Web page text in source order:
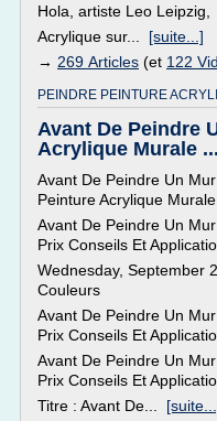
Hola, artiste Leo Leipzig,
Acrylique sur... [suite...]
→ 269 Articles (et 122
PEINDRE PEINTURE
Avant De Peindre
Acrylique Murale ...
Avant De Peindre Un
Peinture Acrylique
Avant De Peindre Un
Prix Conseils Et
Wednesday, September
Couleurs
Avant De Peindre Un
Prix Conseils Et
Avant De Peindre Un
Prix Conseils Et
Titre : Avant De...